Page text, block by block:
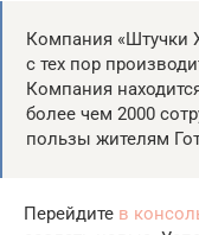
Компания «Штучки
с тех пор
Компания
более чем 2000
пользы жителям
Перейдите в